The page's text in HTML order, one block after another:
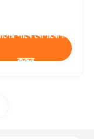
সাথে যোগাযোগ
করুন